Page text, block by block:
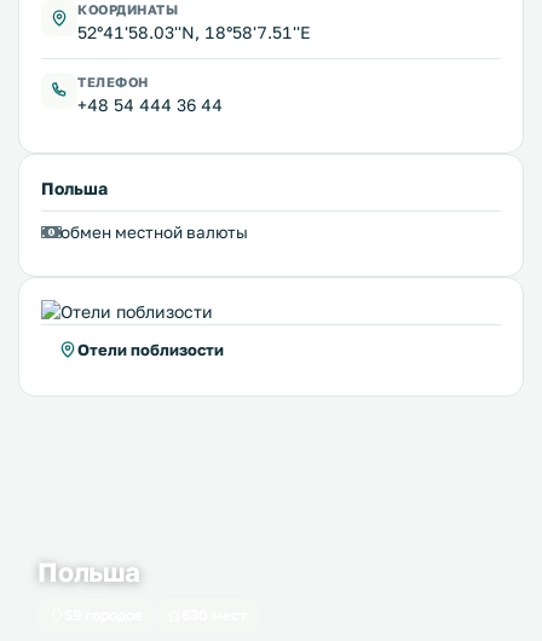
КООРДИНАТЫ
52°41'58.03''N, 18°58'7.51''E
ТЕЛЕФОН
+48 54 444 36 44
Польша
обмен местной валюты
Отели поблизости
Польша